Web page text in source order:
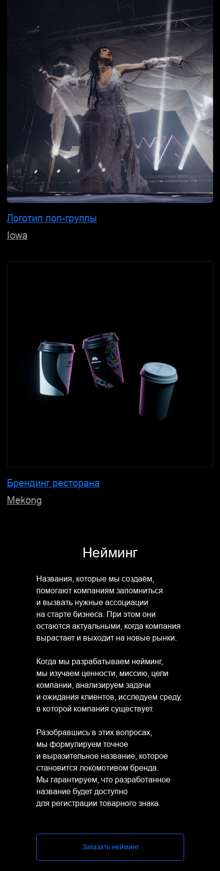
Нейминг
Названия, которые мы создаём,
помогают компаниям запомниться
и вызвать нужные ассоциации
на старте бизнеса. При этом они
остаются актуальными, когда компания
вырастает и выходит на новые рынки.
Когда мы разрабатываем нейминг,
мы изучаем ценности, миссию, цели
компании, анализируем задачи
и ожидания клиентов, исследуем среду,
в которой компания существует.
Разобравшись в этих вопросах,
мы формулируем точное
и выразительное название, которое
становится локомотивом бренда.
Мы гарантируем, что разработанное
название будет доступно
для регистрации товарного знака.
Заказать нейминг
Нейминг магазина автозапчастей
Lovca
Нейминг и айдентика строительной